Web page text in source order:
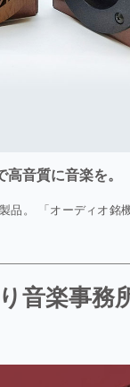
音質に音楽を。
品。 「オーディオ銘
音楽事務